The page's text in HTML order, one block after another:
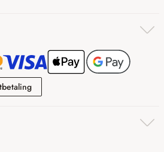
Vooruitbetaling